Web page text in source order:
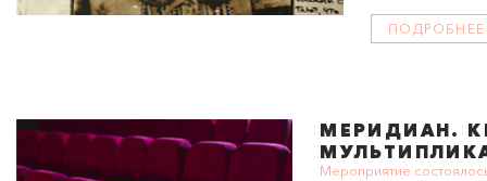
МЕРИДИАН.
Мероприятие
ПОДРОБНЕЕ